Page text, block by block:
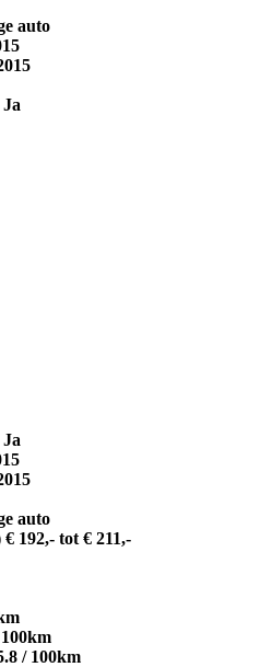
auto
Ja
Ja
auto
€ 192,- tot € 211,-
/ 100km